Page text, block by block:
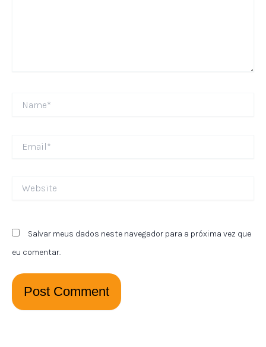
Salvar meus dados neste navegador para a próxima vez que
eu comentar.